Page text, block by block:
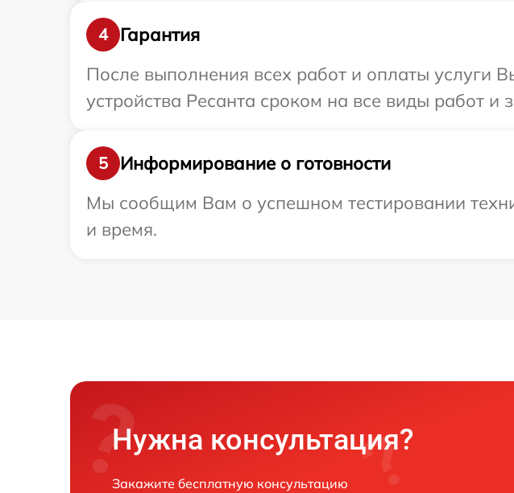
4
Гарантия
После выполнения всех работ и оплаты услуги
устройства Ресанта сроком на все виды работ и
5
Информирование о готовности
Мы сообщим Вам о успешном тестировании
и время.
Нужна консультация?
Закажите бесплатную консультацию